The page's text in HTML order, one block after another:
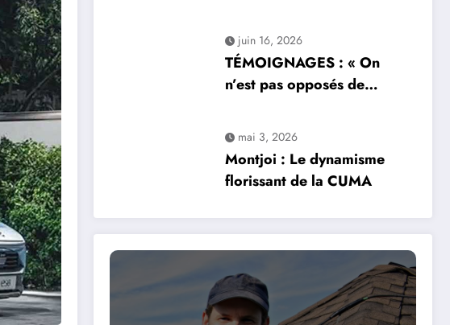
de bottes de paille
juin 16, 2026
TÉMOIGNAGES : « On
n’est pas opposés de
projet solaire de 37
hectares suscite la
controverse
mai 3, 2026
Montjoi : Le dynamisme
florissant de la CUMA